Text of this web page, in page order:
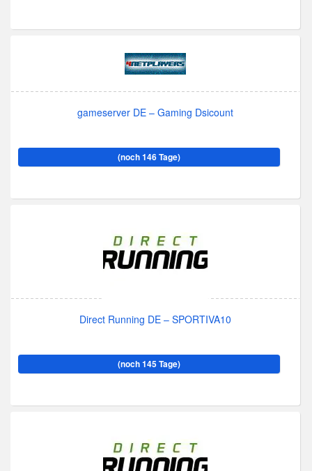
gameserver DE – Gaming Dsicount
(noch 146 Tage)
Direct Running DE – SPORTIVA10
(noch 145 Tage)